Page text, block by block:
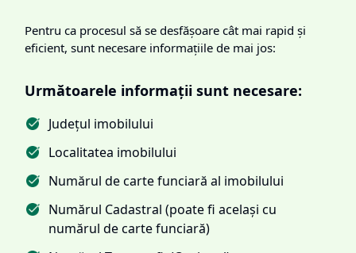
Pentru ca procesul să se desfășoare cât mai rapid și
eficient, sunt necesare informațiile de mai jos:
Următoarele informații sunt necesare:
Județul imobilului
Localitatea imobilului
Numărul de carte funciară al imobilului
Numărul Cadastral (poate fi același cu
numărul de carte funciară)